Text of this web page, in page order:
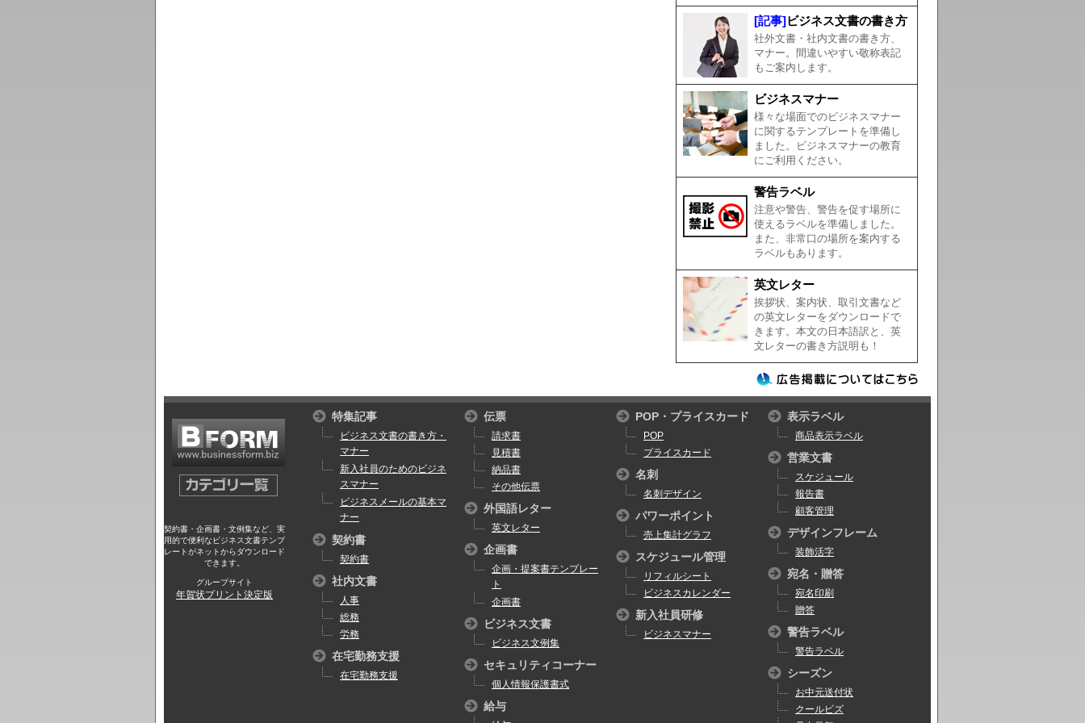
[記事] ビジネス文書の書き方
社外文書・社内文書の書き方、
マナー。間違いやすい敬称表記
もご案内します。
ビジネスマナー
様々な場面でのビジネスマナー
に関するテンプレートを準備し
ました。ビジネスマナーの教育
にご利用ください。
警告ラベル
注意や警告、警告を促す場所に
使えるラベルを準備しました。
また、非常口の場所を案内する
ラベルもあります。
英文レター
挨拶状、案内状、取引文書など
の英文レターをダウンロードで
きます。本文の日本語訳と、英
文レターの書き方説明も！
契約書・企画書・文例集など、実
用的で便利なビジネス文書テンプ
レートがネットからダウンロード
できます。
グループサイト
年賀状プリント決定版
特集記事
ビジネス文書の書き方・
マナー
新入社員のためのビジネ
スマナー
ビジネスメールの基本マ
ナー
契約書
契約書
社内文書
人事
総務
労務
在宅勤務支援
在宅勤務支援
伝票
請求書
見積書
納品書
その他伝票
外国語レター
英文レター
企画書
企画・提案書テンプレー
ト
企画書
ビジネス文書
ビジネス文例集
セキュリティコーナー
個人情報保護書式
給与
POP・プライスカード
POP
プライスカード
名刺
名刺デザイン
パワーポイント
売上集計グラフ
スケジュール管理
リフィルシート
ビジネスカレンダー
新入社員研修
ビジネスマナー
表示ラベル
商品表示ラベル
営業文書
スケジュール
報告書
顧客管理
デザインフレーム
装飾活字
宛名・贈答
宛名印刷
贈答
警告ラベル
警告ラベル
シーズン
お中元送付状
クールビズ